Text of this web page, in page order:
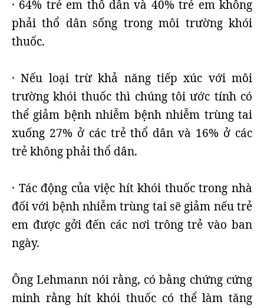
· 64% trẻ em thổ dân và 40% trẻ em không
phải thổ dân sống trong môi trường khói
thuốc.
· Nếu loại trừ khả năng tiếp xúc với môi
trường khói thuốc thì chúng tôi ước tính có
thể giảm bệnh nhiễm bệnh nhiễm trùng tai
xuống 27% ở các trẻ thổ dân và 16% ở các
trẻ không phải thổ dân.
· Tác động của việc hít khói thuốc trong nhà
đối với bệnh nhiễm trùng tai sẽ giảm nếu trẻ
em được gởi đến các nơi trông trẻ vào ban
ngày.
Ông Lehmann nói rằng, có bằng chứng cứng
minh rằng hít khói thuốc có thể làm tăng